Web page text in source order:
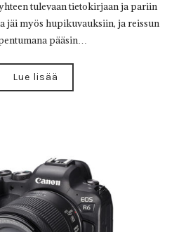
tulevaan tietokirjaan ja pariin
jäi myös hupikuvauksiin, ja reissun
pääsin…
Lue lisää